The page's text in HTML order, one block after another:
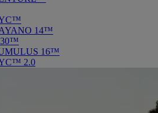
14™
16™
2.0